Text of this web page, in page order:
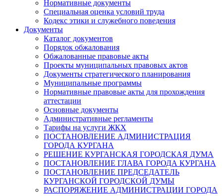
Нормативные документы
Специальная оценка условий труда
Кодекс этики и служебного поведения
Документы
Каталог документов
Порядок обжалования
Обжалованные правовые акты
Проекты муниципальных правовых актов
Документы стратегического планирования
Муниципальные программы
Нормативные правовые акты для прохождения
аттестации
Основные документы
Административные регламенты
Тарифы на услуги ЖКХ
ПОСТАНОВЛЕНИЕ АДМИНИСТРАЦИЯ
ГОРОДА КУРГАНА
РЕШЕНИЕ КУРГАНСКАЯ ГОРОДСКАЯ ДУМА
ПОСТАНОВЛЕНИЕ ГЛАВА ГОРОДА КУРГАНА
ПОСТАНОВЛЕНИЕ ПРЕДСЕДАТЕЛЬ
КУРГАНСКОЙ ГОРОДСКОЙ ДУМЫ
РАСПОРЯЖЕНИЕ АДМИНИСТРАЦИИ ГОРОДА